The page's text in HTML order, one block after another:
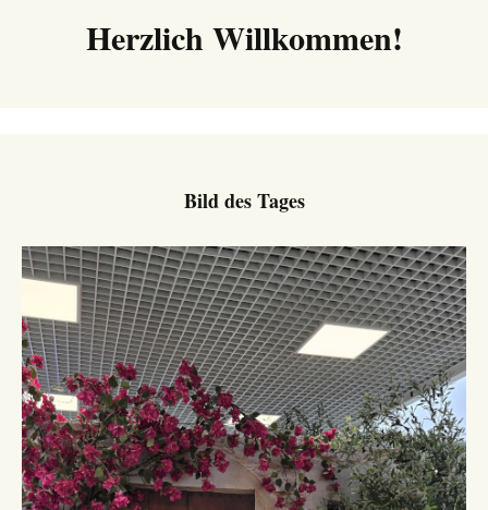
Herzlich Willkommen!
Bild des Tages